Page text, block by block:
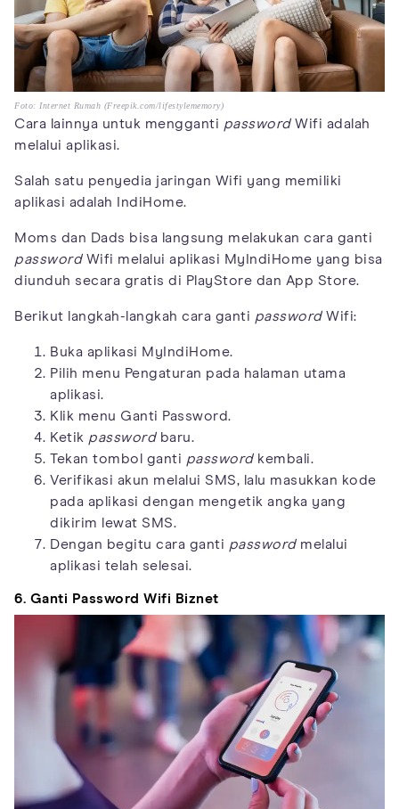
Foto: Internet Rumah (Freepik.com/lifestylememory)
Cara lainnya untuk mengganti passwordWifi adalah
melalui aplikasi.
Salah satu penyedia jaringan Wifi yang memiliki
aplikasi adalah IndiHome.
Moms dan Dads bisa langsung melakukan cara ganti
passwordWifi melalui aplikasi MyIndiHome yang bisa
diunduh secara gratis di PlayStore dan App Store.
Berikut langkah-langkah cara ganti passwordWifi:
Buka aplikasi MyIndiHome.
Pilih menu Pengaturan pada halaman utama
aplikasi.
Klik menu Ganti Password.
Ketik passwordbaru.
Tekan tombol ganti passwordkembali.
Verifikasi akun melalui SMS, lalu masukkan kode
pada aplikasi dengan mengetik angka yang
dikirim lewat SMS.
Dengan begitu cara ganti passwordmelalui
aplikasi telah selesai.
6. Ganti Password Wifi Biznet